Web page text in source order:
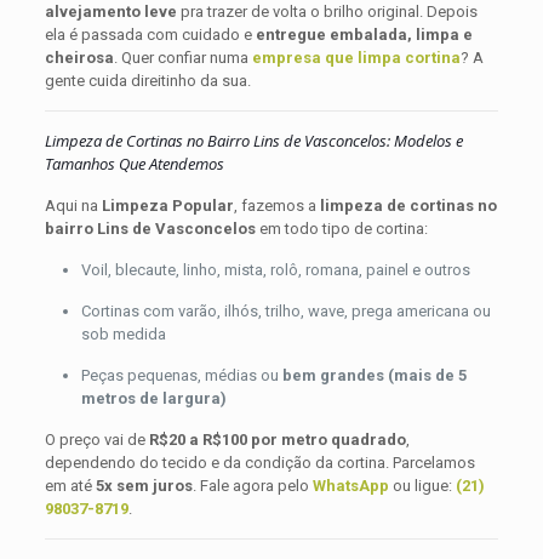
alvejamento leve pra trazer de volta o brilho original. Depois
ela é passada com cuidado e entregue embalada, limpa e
cheirosa . Quer confiar numa empresa que limpa cortina? A
gente cuida direitinho da sua.
Limpeza de Cortinas no Bairro Lins de Vasconcelos: Modelos e
Tamanhos Que Atendemos
Aqui na Limpeza Popular , fazemos a limpeza de cortinas no
bairro Lins de Vasconcelosem todo tipo de cortina:
Voil, blecaute, linho, mista, rolô, romana, painel e outros
Cortinas com varão, ilhós, trilho, wave, prega americana ou
sob medida
Peças pequenas, médias ou bem grandes (mais de 5
metros de largura)
O preço vai de R$20 a R$100 por metro quadrado,
dependendo do tecido e da condição da cortina. Parcelamos
em até 5x sem juros. Fale agora pelo WhatsApp ou ligue: (21)
98037-8719.